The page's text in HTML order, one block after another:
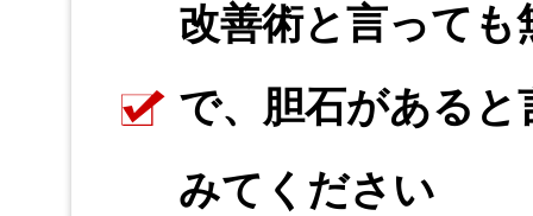
改善術と言って
で、胆石がある
みてください